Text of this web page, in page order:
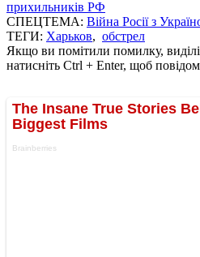
прихильників РФ
СПЕЦТЕМА: Війна Росії з
ТЕГИ: Харьков, обстрел
Якщо ви помітили помилку,
натисніть Ctrl + Enter, щоб